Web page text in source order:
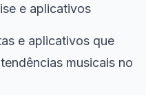
e aplicativos
e aplicativos que
musicais no